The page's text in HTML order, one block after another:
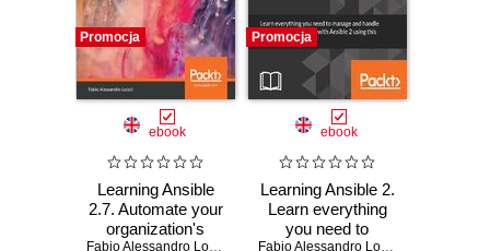
Promocja
ebook
Learning Ansible
2.7. Automate your
organization's
Fabio Alessandro Locati
Promocja
ebook
Learning Ansible 2.
Learn everything
you need to
Fabio Alessandro Locati